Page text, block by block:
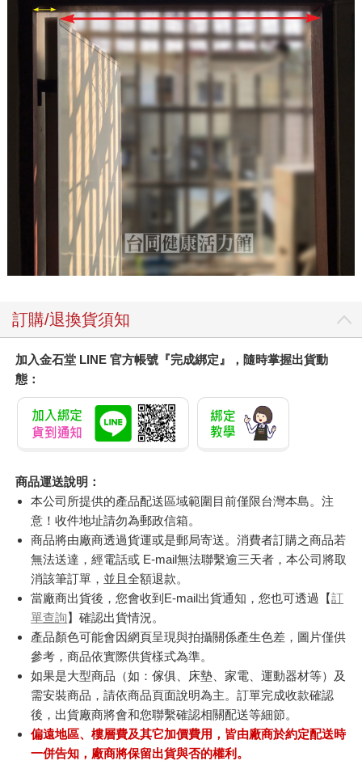
訂購/退換貨須知
加入金石堂 LINE 官方帳號『完成綁定』，隨時掌握出貨動
態：
商品運送說明：
本公司所提供的產品配送區域範圍目前僅限台灣本島。注
意！收件地址請勿為郵政信箱。
商品將由廠商透過貨運或是郵局寄送。消費者訂購之商品若
無法送達，經電話或 E-mail無法聯繫逾三天者，本公司將取
消該筆訂單，並且全額退款。
當廠商出貨後，您會收到E-mail出貨通知，您也可透過【訂
單查詢】確認出貨情況。
產品顏色可能會因網頁呈現與拍攝關係產生色差，圖片僅供
參考，商品依實際供貨樣式為準。
如果是大型商品（如：傢俱、床墊、家電、運動器材等）及
需安裝商品，請依商品頁面說明為主。訂單完成收款確認
後，出貨廠商將會和您聯繫確認相關配送等細節。
偏遠地區、樓層費及其它加價費用，皆由廠商於約定配送時
一併告知，廠商將保留出貨與否的權利。